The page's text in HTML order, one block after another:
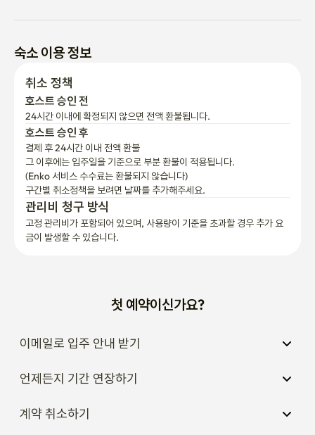
숙소 이용이 제한될 수 있으며 추가 비용이 발생할 수 있습니다.
본 규칙은
모든 게스트와 이웃을 배려하기 위한 최소한의 약속입니다.
협조해 주셔서 감사합니다.
위치 안내
스테이담 정릉은 대중교통 이용이 편리한 위치에 있으며,
지하철과 버스를 통해 쉽게 도착하실 수 있습니다.
주소는 서울 성북구 정릉동 16-150 입니다.
정릉역 1번 출구에서 도보로 약 8분 거리입니다.
출구에서 나온 후 주거지역 방향으로 이동하시면 숙소에 도착하실
캐리어를 끌고 이동하기에도 무리가 없습니다.
버스 이용 시
숙소 이용 정보
취소 정책
호스트 승인 전
24시간 이내에 확정되지 않으면 전액 환불됩니다.
호스트 승인 후
결제 후 24시간 이내 전액 환불
그 이후에는 입주일을 기준으로 부분 환불이 적용됩니다.
(Enko 서비스 수수료는 환불되지 않습니다)
구간별 취소정책을 보려면 날짜를 추가해주세요.
관리비 청구 방식
고정 관리비가 포함되어 있으며, 사용량이 기준을 초과할 경우 추가 요
금이 발생할 수 있습니다.
첫 예약이신가요?
이메일로 입주 안내 받기
언제든지 기간 연장하기
계약 취소하기